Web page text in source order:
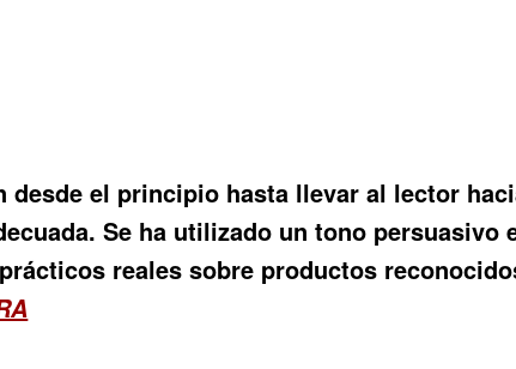
el principio hasta llevar al lector
Se ha utilizado un tono persuasivo
reales sobre productos